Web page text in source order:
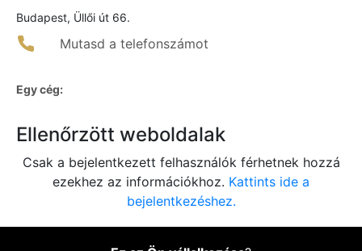
Budapest, Üllői út 66.
Mutasd a telefonszámot
Egy cég:
Ellenőrzött weboldalak
Csak a bejelentkezett felhasználók férhetnek hozzá
ezekhez az információkhoz. Kattints ide a
bejelentkezéshez.